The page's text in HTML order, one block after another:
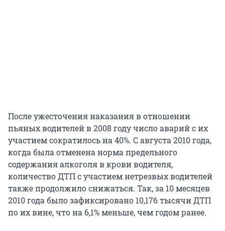
После ужесточения наказания в отношении
пьяных водителей в 2008 году число аварий с их
участием сократилось на 40%. С августа 2010 года,
когда была отменена норма предельного
содержания алкоголя в крови водителя,
количество ДТП с участием нетрезвых водителей
также продолжило снижаться. Так, за 10 месяцев
2010 года было зафиксировано 10,176 тысячи ДТП
по их вине, что на 6,1% меньше, чем годом ранее.